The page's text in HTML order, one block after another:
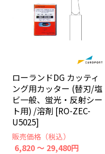
ローランドDG カッティ
ング用カッター (替刃/塩
ビ一般、蛍光・反射シー
ト用) /溶剤 [RO-ZEC-
U5025]
販売価格（税込）
6,820 ～ 29,480円